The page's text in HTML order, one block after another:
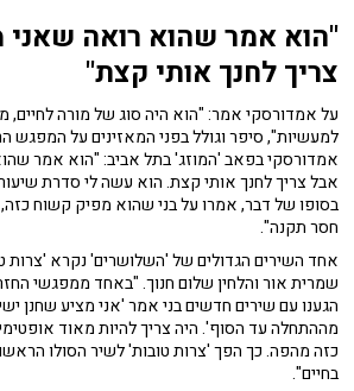
"הוא אמר שהוא רואה
צריך לחנך אותי קצת"
על אמדורסקי אמר: "הוא היה סוג של מורה לחיים,
למעשיות", סיפר וגולל בפני המאזינים על המפגש
אמדורסקי בפאב 'המוזג' בתל אביב: "הוא אמר
אבל צריך לחנך אותי קצת. הוא עשה לי סדרת
בסופו של דבר, אמרו על בני שהוא מפיק קשוח
חסר תקנה".
אחד השירים הגדולים של 'השלושרים' נקרא 'צרות
שמרית אור והלחין שלום חנוך. "באחד ממפגשי
הגענו עם שירים חדשים בני אמר 'אני מציע שחנן
מההתחלה עד הסוף'. היה צריך להיות מאוד
כזה מהפה. כך הפך 'צרות טובות' לשיר הסולו
בחיים".